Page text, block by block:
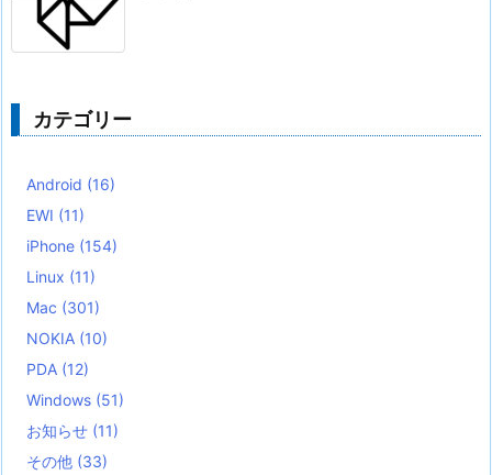
カテゴリー
Android (16)
EWI (11)
iPhone (154)
Linux (11)
Mac (301)
NOKIA (10)
PDA (12)
Windows (51)
お知らせ (11)
その他 (33)